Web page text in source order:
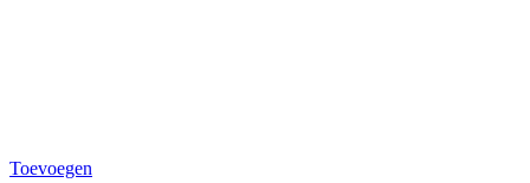
Toevoegen